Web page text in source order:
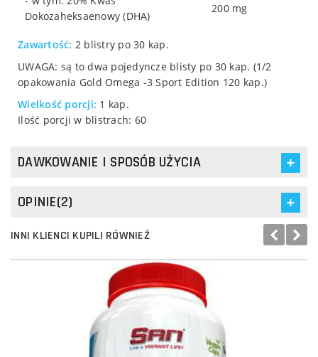
Dokozaheksaenowy (DHA)
200 mg
Zawartość: 2 blistry po 30 kap.
UWAGA: są to dwa pojedyncze blisty po 30 kap. (1/2
opakowania Gold Omega -3 Sport Edition 120 kap.)
Wielkość porcji: 1 kap.
Ilość porcji w blistrach: 60
DAWKOWANIE I SPOSÓB UŻYCIA
OPINIE(2)
INNI KLIENCI KUPILI RÓWNIEŻ